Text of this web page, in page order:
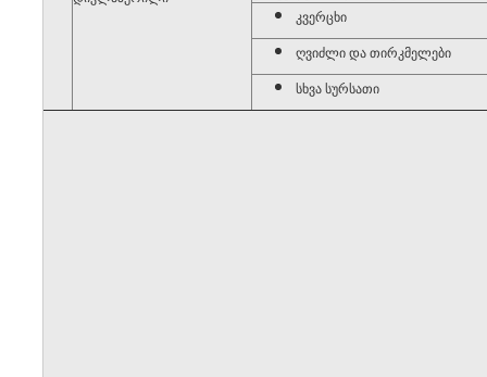
კვერცხი
ღვიძლი და თირკმელები
სხვა სურსათი